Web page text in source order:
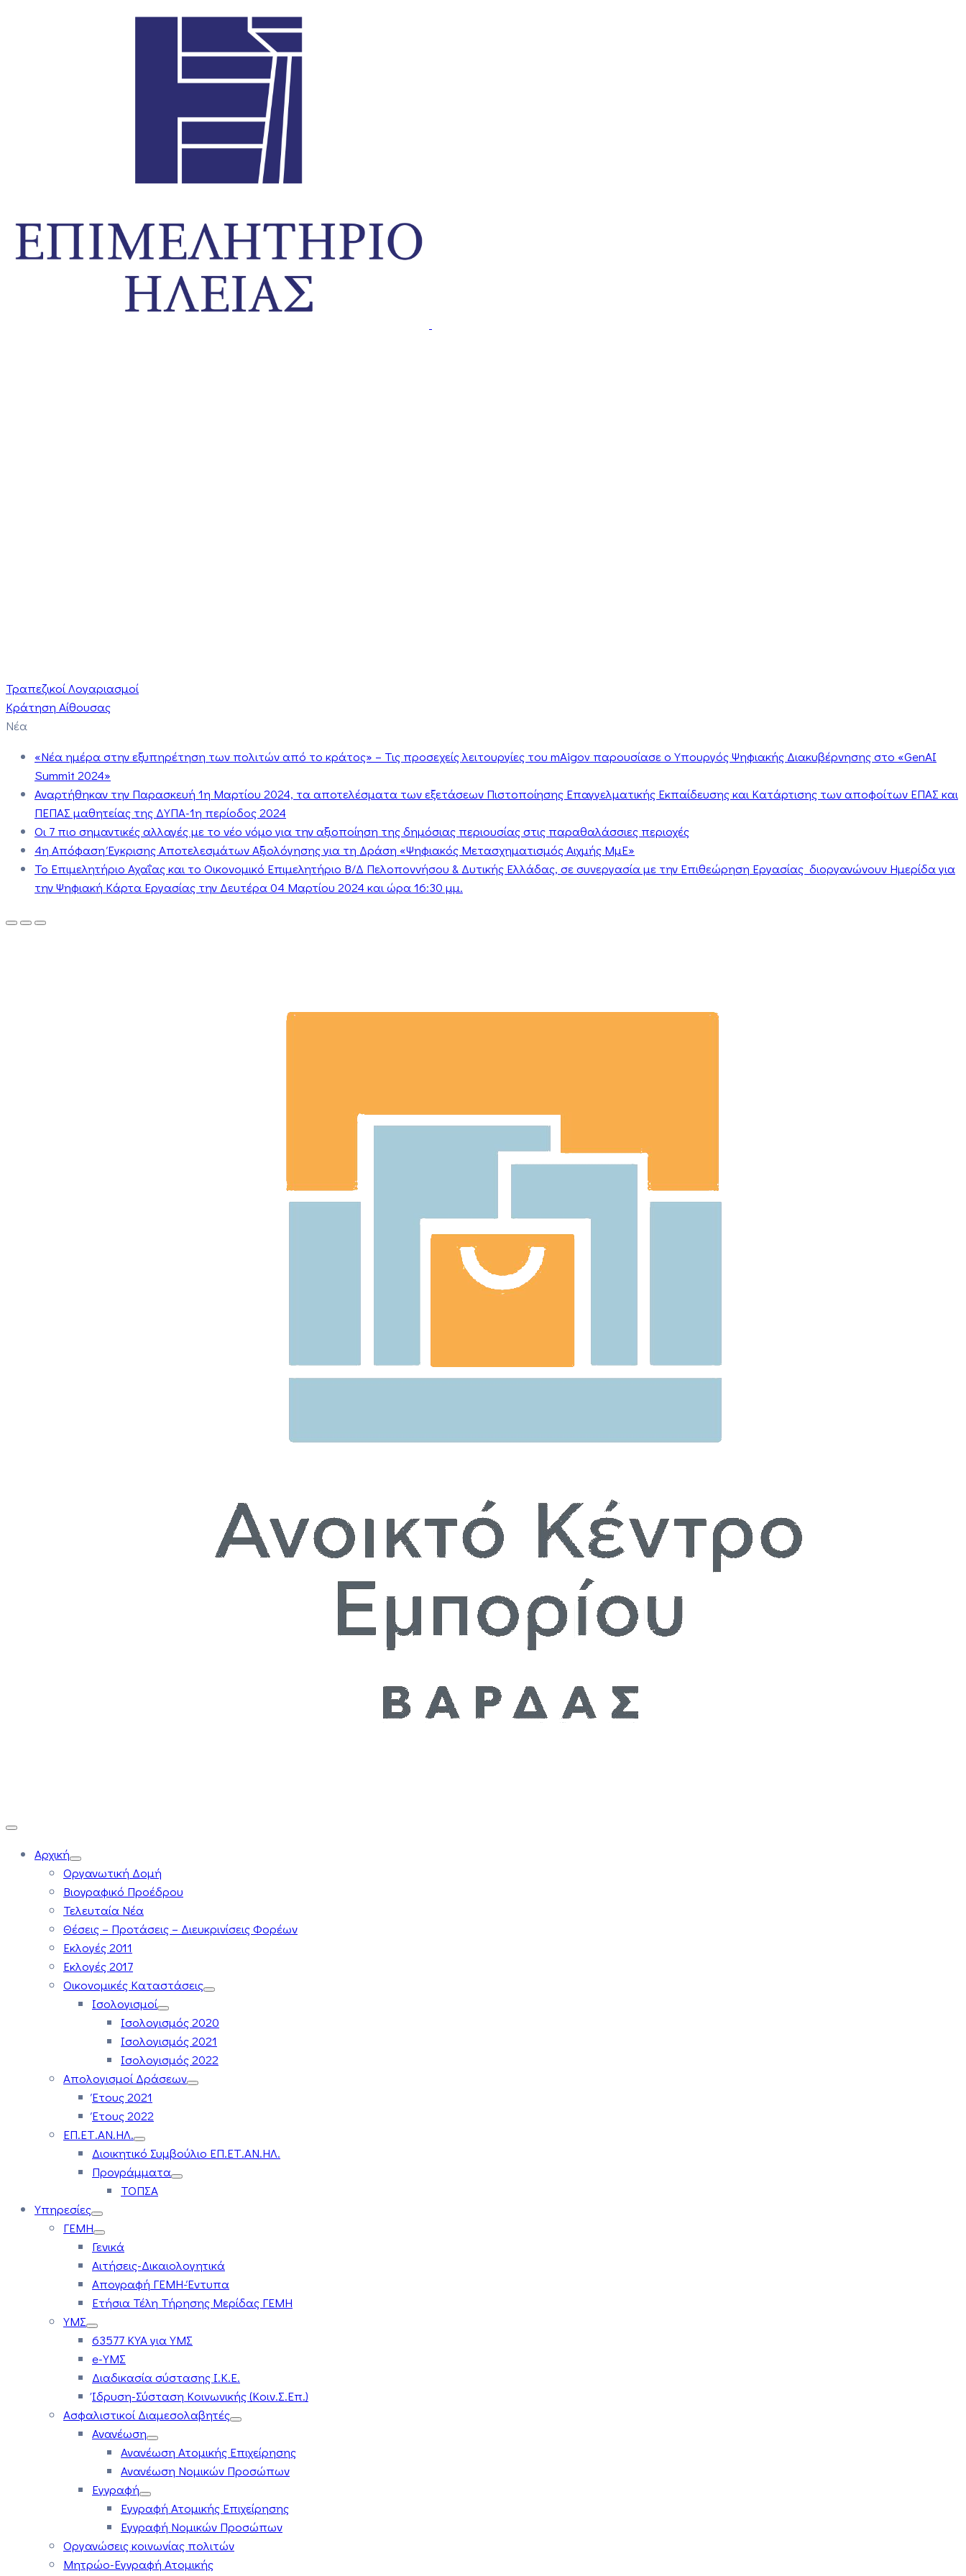
Τραπεζικοί Λογαριασμοί
Κράτηση Αίθουσας
Νέα
«Νέα ημέρα στην εξυπηρέτηση των πολιτών από το κράτος» – Τις προσεχείς λειτουργίες του mAigov παρουσίασε ο Υπουργός Ψηφιακής Διακυβέρνησης στο «GenAI
Summit 2024»
Αναρτήθηκαν την Παρασκευή 1η Μαρτίου 2024, τα αποτελέσματα των εξετάσεων Πιστοποίησης Επαγγελματικής Εκπαίδευσης και Κατάρτισης των αποφοίτων ΕΠΑΣ και
ΠΕΠΑΣ μαθητείας της ΔΥΠΑ-1η περίοδος 2024
Οι 7 πιο σημαντικές αλλαγές με το νέο νόμο για την αξιοποίηση της δημόσιας περιουσίας στις παραθαλάσσιες περιοχές
4η Απόφαση Έγκρισης Αποτελεσμάτων Αξιολόγησης για τη Δράση «Ψηφιακός Μετασχηματισμός Αιχμής ΜμΕ»
Το Επιμελητήριο Αχαΐας και το Οικονομικό Επιμελητήριο Β/Δ Πελοποννήσου & Δυτικής Ελλάδας, σε συνεργασία με την Επιθεώρηση Εργασίας διοργανώνουν Ημερίδα για
την Ψηφιακή Κάρτα Εργασίας την Δευτέρα 04 Μαρτίου 2024 και ώρα 16:30 μμ.
Αρχική
Οργανωτική Δομή
Βιογραφικό Προέδρου
Τελευταία Νέα
Θέσεις – Προτάσεις – Διευκρινίσεις Φορέων
Εκλογές 2011
Εκλογές 2017
Οικονομικές Καταστάσεις
Ισολογισμοί
Ισολογισμός 2020
Ισολογισμός 2021
Ισολογισμός 2022
Απολογισμοί Δράσεων
Έτους 2021
Έτους 2022
ΕΠ.ΕΤ.ΑΝ.ΗΛ.
Διοικητικό Συμβούλιο ΕΠ.ΕΤ.ΑΝ.ΗΛ.
Προγράμματα
ΤΟΠΣΑ
Υπηρεσίες
ΓΕΜΗ
Γενικά
Αιτήσεις-Δικαιολογητικά
Απογραφή ΓΕΜΗ-Έντυπα
Ετήσια Τέλη Τήρησης Μερίδας ΓΕΜΗ
ΥΜΣ
63577 ΚΥΑ για ΥΜΣ
e-ΥΜΣ
Διαδικασία σύστασης Ι.Κ.Ε.
Ίδρυση-Σύσταση Κοινωνικής (Κοιν.Σ.Επ.)
Ασφαλιστικοί Διαμεσολαβητές
Ανανέωση
Ανανέωση Ατομικής Επιχείρησης
Ανανέωση Νομικών Προσώπων
Εγγραφή
Εγγραφή Ατομικής Επιχείρησης
Εγγραφή Νομικών Προσώπων
Οργανώσεις κοινωνίας πολιτών
Μητρώο-Εγγραφή Ατομικής